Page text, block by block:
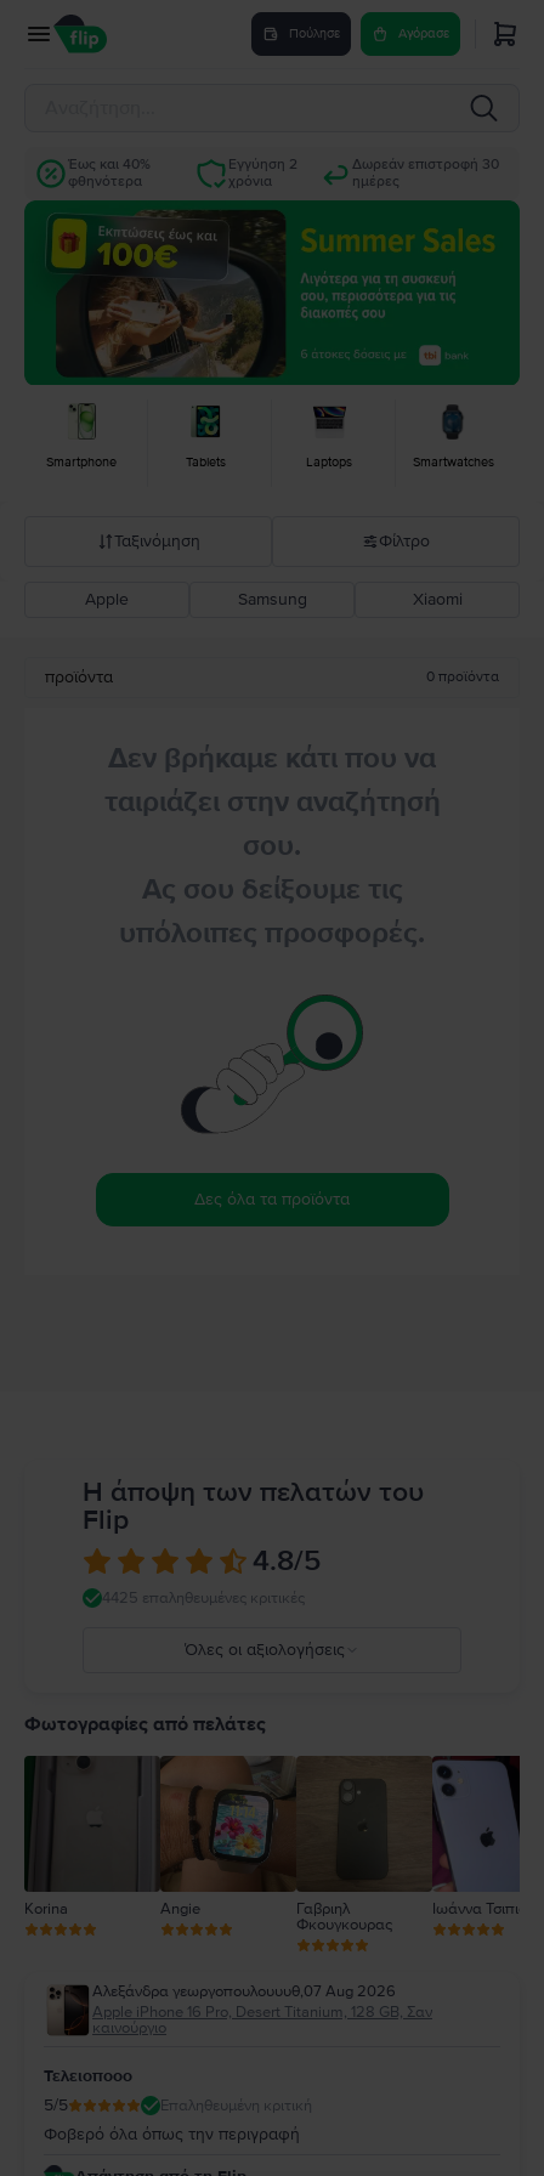
Πούλησε Αγόρασε
Έως και 40%
φθηνότερα
Εγγύηση 2
χρόνια
Δωρεάν επιστροφή 30
ημέρες
Smartphone Tablets Laptops Smartwatches
Ταξινόμηση
Σύσταση Flip
Φίλτρο
Apple Samsung Xiaomi
προϊόντα 0 προϊόντα
Δεν βρήκαμε κάτι που να
ταιριάζει στην αναζήτησή
σου.
Ας σου δείξουμε τις
υπόλοιπες προσφορές.
Δες όλα τα προϊόντα
Η άποψη των πελατών του
Flip
4.8/5
4425 επαληθευμένες κριτικές
Όλες οι αξιολογήσεις
4
2
1
Φωτογραφίες από πελάτες
Korina Angie
Γαβριηλ
Φκουγκουρας
Ιωάννα
Αλεξάνδρα γεωργοπουλουυυθ,07 Aug 2026
Apple iPhone 16 Pro, Desert Titanium, 128 GB, Σαν
καινούργιο
Τελειοποοο
5/5 Επαληθευμένη κριτική
Φοβερό όλα όπως την περιγραφή